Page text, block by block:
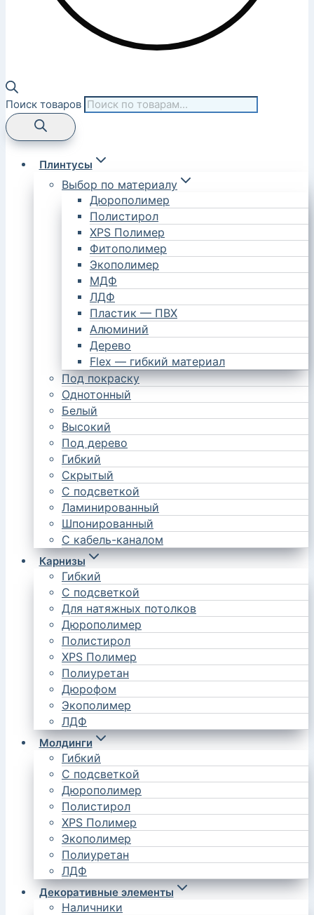
Поиск товаров
Плинтусы
Выбор по материалу
Дюрополимер
Полистирол
XPS Полимер
Фитополимер
Экополимер
МДФ
ЛДФ
Пластик — ПВХ
Алюминий
Дерево
Flex — гибкий материал
Под покраску
Однотонный
Белый
Высокий
Под дерево
Гибкий
Скрытый
С подсветкой
Ламинированный
Шпонированный
С кабель-каналом
Карнизы
Гибкий
С подсветкой
Для натяжных потолков
Дюрополимер
Полистирол
XPS Полимер
Полиуретан
Дюрофом
Экополимер
ЛДФ
Молдинги
Гибкий
С подсветкой
Дюрополимер
Полистирол
XPS Полимер
Экополимер
Полиуретан
ЛДФ
Декоративные элементы
Наличники